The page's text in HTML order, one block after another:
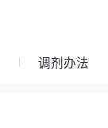
调剂办法